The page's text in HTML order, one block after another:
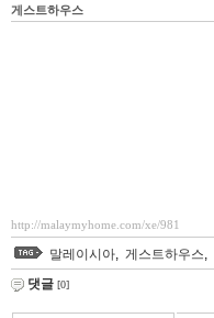
게스트하우스
http://malaymyhome.com/xe/981
말레이시아, 게스트하우스,
댓글 [0]